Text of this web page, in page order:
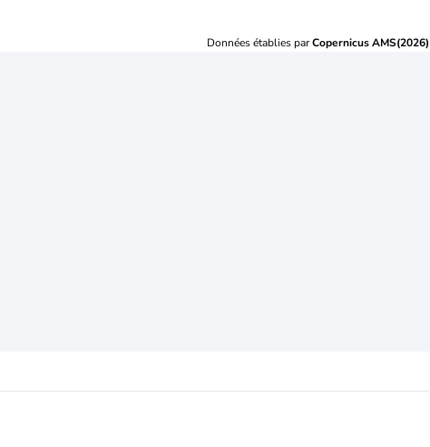
Données établies parCopernicus AMS(2026)